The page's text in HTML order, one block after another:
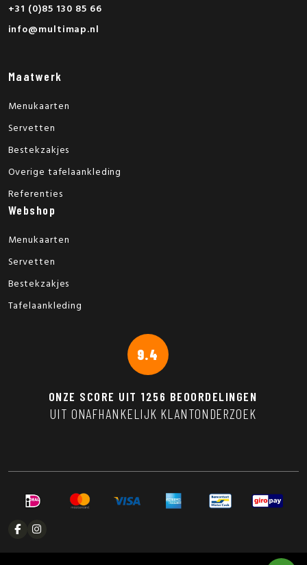
+31 (0)85 130 85 66
info@multimap.nl
Maatwerk
Menukaarten
Servetten
Bestekzakjes
Overige tafelaankleding
Referenties
Webshop
Menukaarten
Servetten
Bestekzakjes
Tafelaankleding
9.4
ONZE SCORE UIT 1256 BEOORDELINGEN
UIT ONAFHANKELIJK KLANTONDERZOEK